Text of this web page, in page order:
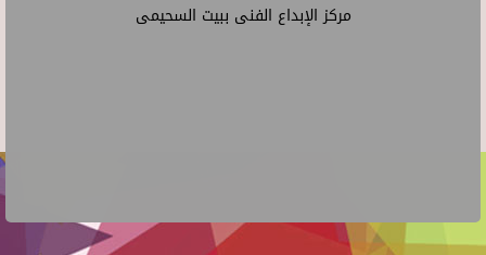
مركز الإبداع الفنى ببيت السحيمى